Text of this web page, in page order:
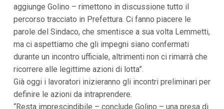
aggiunge Golino – rimettono in discussione tutto il
percorso tracciato in Prefettura. Ci fanno piacere le
parole del Sindaco, che smentisce a sua volta Lemmetti,
ma ci aspettiamo che gli impegni siano confermati
durante un incontro ufficiale, altrimenti non ci rimarrà che
ricorrere alle legittime azioni di lotta”.
Già oggi i lavoratori inizieranno gli incontri preliminari per
definire le azioni da intraprendere.
“Resta imprescindibile – conclude Golino – una presa di